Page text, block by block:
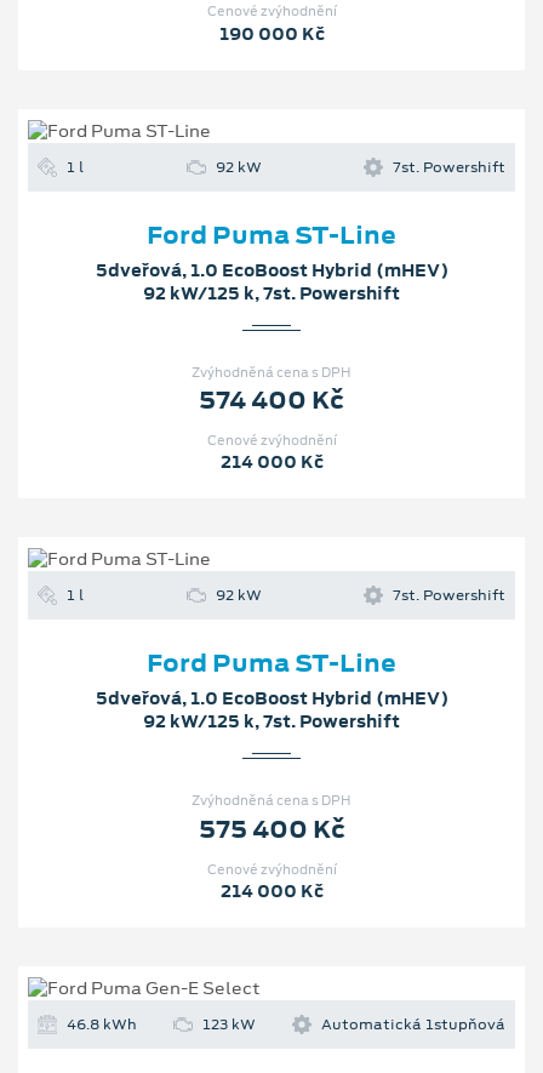
Cenové zvýhodnění
190 000 Kč
1 l 92 kW 7st. Powershift
Ford Puma ST-Line
5dveřová, 1.0 EcoBoost Hybrid (mHEV)
92 kW/125 k, 7st. Powershift
Zvýhodněná cena s DPH
574 400 Kč
Cenové zvýhodnění
214 000 Kč
1 l 92 kW 7st. Powershift
Ford Puma ST-Line
5dveřová, 1.0 EcoBoost Hybrid (mHEV)
92 kW/125 k, 7st. Powershift
Zvýhodněná cena s DPH
575 400 Kč
Cenové zvýhodnění
214 000 Kč
46.8 kWh 123 kW Automatická 1stupňová